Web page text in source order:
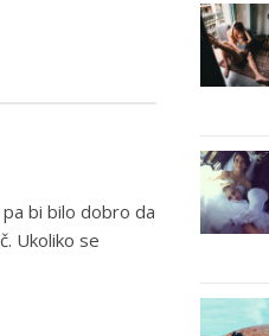
bi bilo dobro da
Ukoliko se